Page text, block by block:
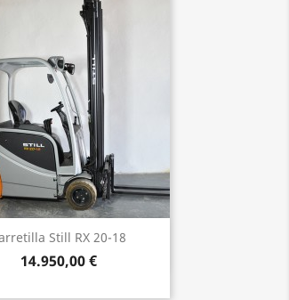
Still RX 20-18
14.950,00 €
Vista rápida